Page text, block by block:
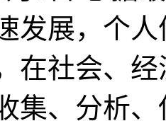
发展，个
在社会、
集、分析